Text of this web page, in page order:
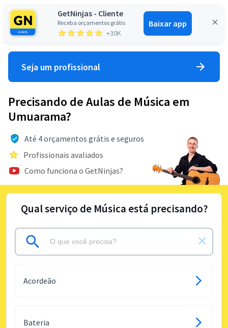
GetNinjas - Cliente
Receba orçamentos grátis
+30K
Baixar app
Entrar
Seja um profissional
Precisando de Aulas de Música em
Umuarama?
Até 4 orçamentos grátis e seguros
Profissionais avaliados
Como funciona o GetNinjas?
Qual serviço de Música está precisando?
Acordeão
Bateria